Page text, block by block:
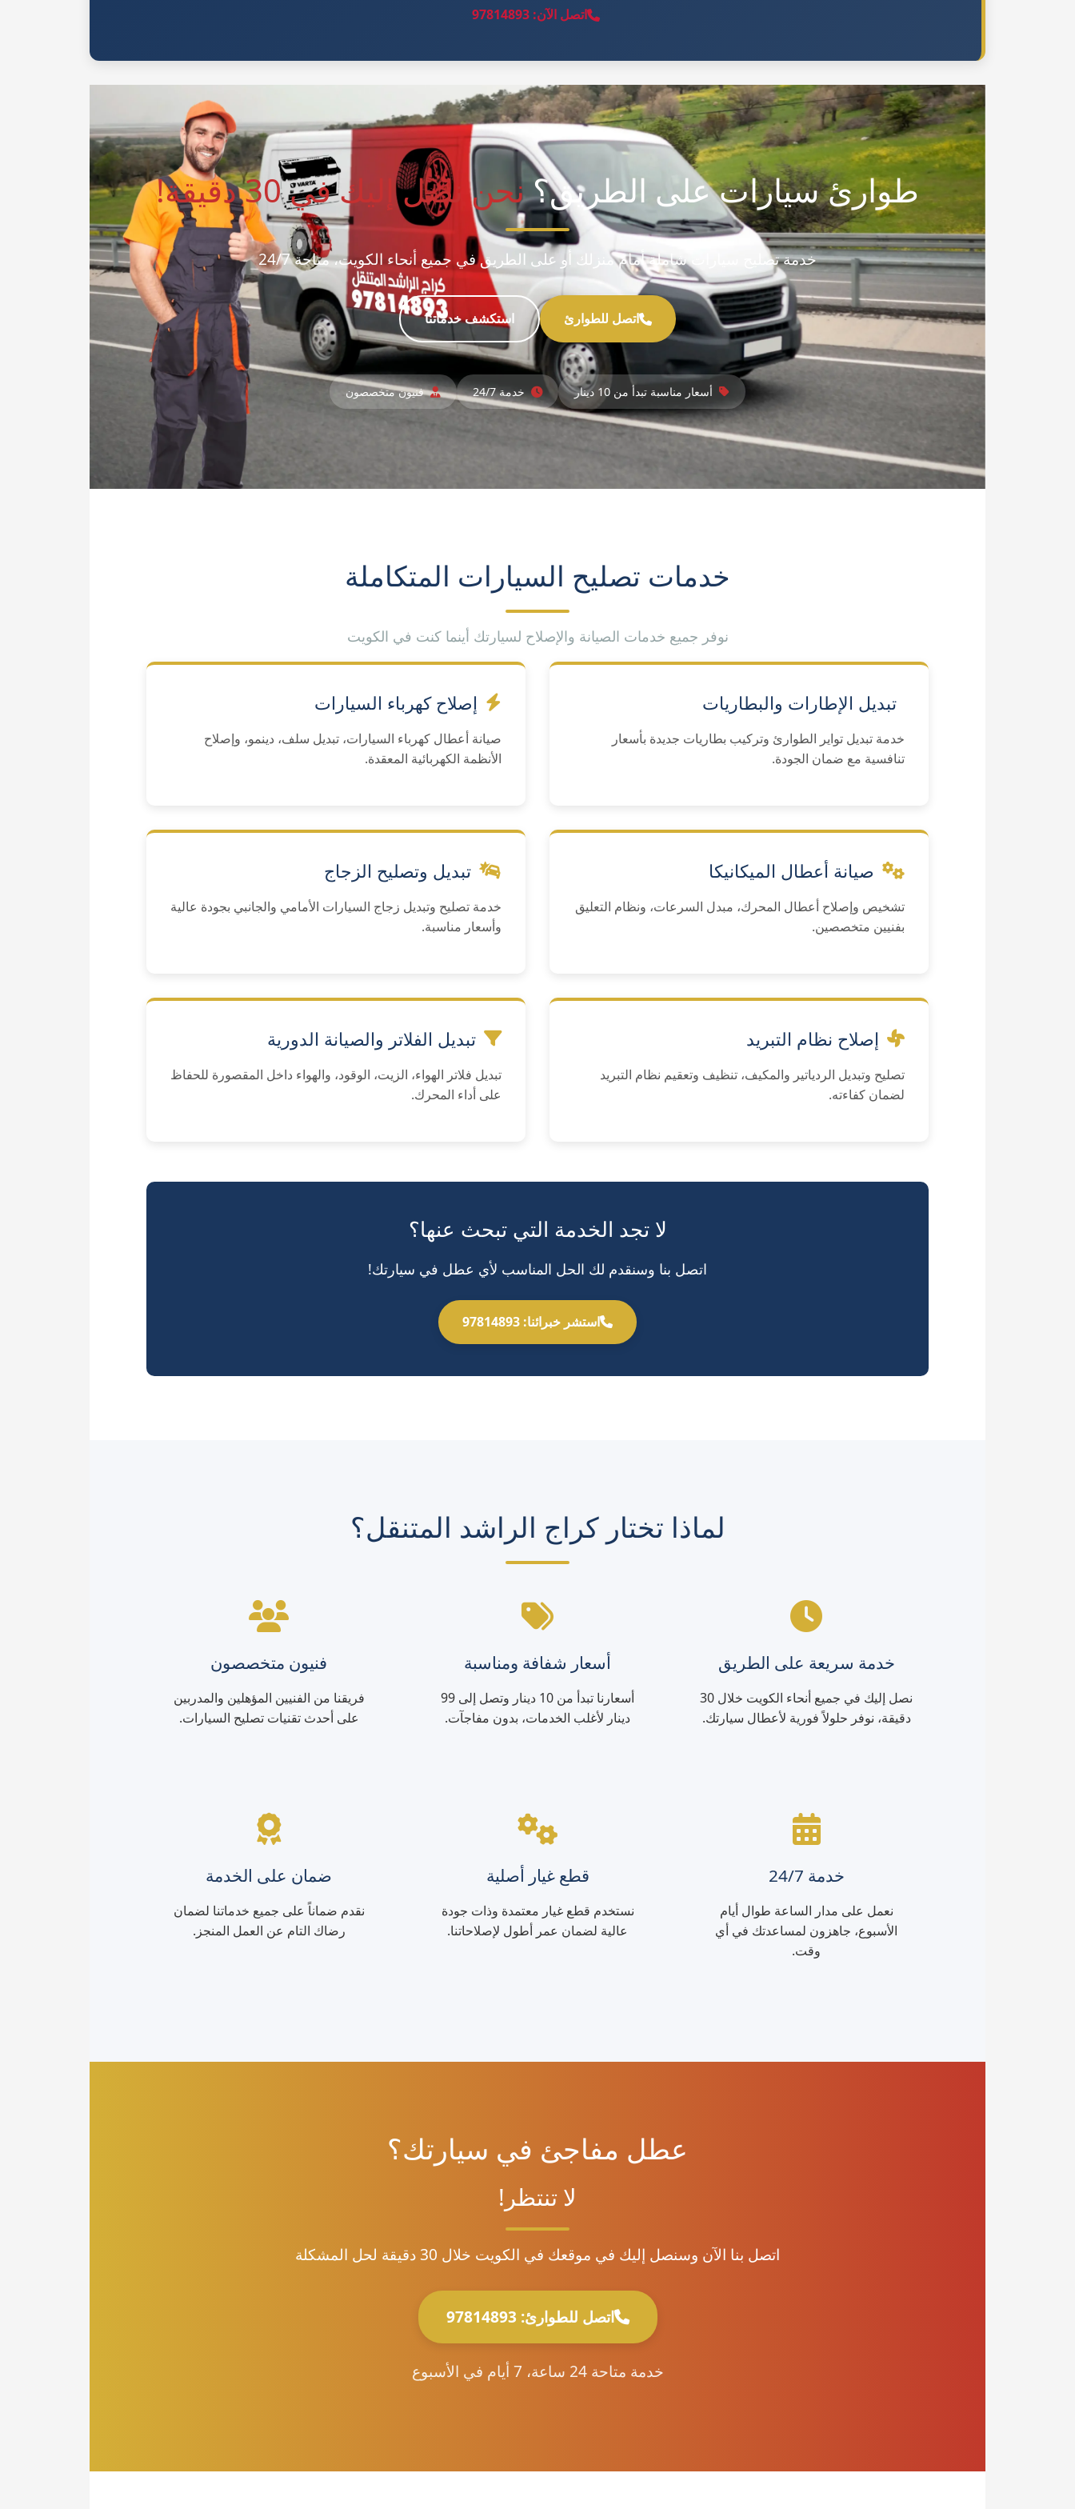
اتصل الآن: 97814893
طوارئ سيارات على الطريق؟نحن نصل إليك في 30 دقيقة!
خدمة تصليح سيارات شاملة أمام منزلك أو على الطريق في جميع أنحاء الكويت، متاحة 24/7
اتصل للطوارئ استكشف خدماتنا
أسعار مناسبة تبدأ من 10 دينار خدمة 24/7 فنيون متخصصون
خدمات تصليح السيارات المتكاملة
نوفر جميع خدمات الصيانة والإصلاح لسيارتك أينما كنت في الكويت
تبديل الإطارات والبطاريات
خدمة تبديل تواير الطوارئ وتركيب بطاريات جديدة بأسعار
تنافسية مع ضمان الجودة.
إصلاح كهرباء السيارات
صيانة أعطال كهرباء السيارات، تبديل سلف، دينمو، وإصلاح
الأنظمة الكهربائية المعقدة.
صيانة أعطال الميكانيكا
تشخيص وإصلاح أعطال المحرك، مبدل السرعات، ونظام التعليق
بفنيين متخصصين.
تبديل وتصليح الزجاج
خدمة تصليح وتبديل زجاج السيارات الأمامي والجانبي بجودة عالية
وأسعار مناسبة.
إصلاح نظام التبريد
تصليح وتبديل الردياتير والمكيف، تنظيف وتعقيم نظام التبريد
لضمان كفاءته.
تبديل الفلاتر والصيانة الدورية
تبديل فلاتر الهواء، الزيت، الوقود، والهواء داخل المقصورة للحفاظ
على أداء المحرك.
لا تجد الخدمة التي تبحث عنها؟
اتصل بنا وسنقدم لك الحل المناسب لأي عطل في سيارتك!
استشر خبرائنا: 97814893
لماذا تختار كراج الراشد المتنقل؟
خدمة سريعة على الطريق
نصل إليك في جميع أنحاء الكويت خلال 30
دقيقة، نوفر حلولاً فورية لأعطال سيارتك.
أسعار شفافة ومناسبة
أسعارنا تبدأ من 10 دينار وتصل إلى 99
دينار لأغلب الخدمات، بدون مفاجآت.
فنيون متخصصون
فريقنا من الفنيين المؤهلين والمدربين
على أحدث تقنيات تصليح السيارات.
خدمة 24/7
نعمل على مدار الساعة طوال أيام
الأسبوع، جاهزون لمساعدتك في أي
وقت.
قطع غيار أصلية
نستخدم قطع غيار معتمدة وذات جودة
عالية لضمان عمر أطول لإصلاحاتنا.
ضمان على الخدمة
نقدم ضماناً على جميع خدماتنا لضمان
رضاك التام عن العمل المنجز.
عطل مفاجئ في سيارتك؟
لا تنتظر!
اتصل بنا الآن وسنصل إليك في موقعك في الكويت خلال 30 دقيقة لحل المشكلة
اتصل للطوارئ: 97814893
خدمة متاحة 24 ساعة، 7 أيام في الأسبوع